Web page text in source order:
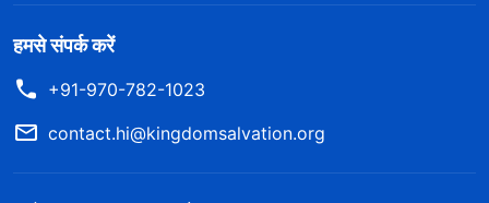
हमसे संपर्क करें
+91-970-782-1023
contact.hi@kingdomsalvation.org